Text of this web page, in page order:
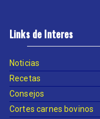
Links de Interes
Noticias
Recetas
Consejos
Cortes carnes bovinos